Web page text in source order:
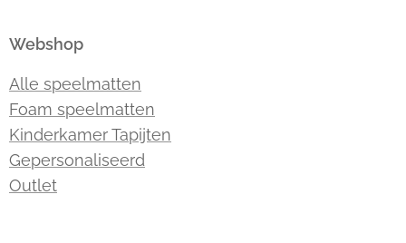
Webshop
Alle speelmatten
Foam speelmatten
Kinderkamer Tapijten
Gepersonaliseerd
Outlet